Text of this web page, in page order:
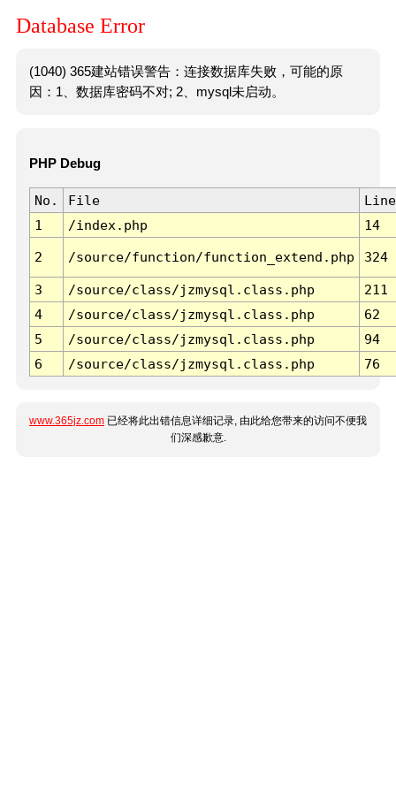
Database Error
(1040) 365建站错误警告：连接数据库失败，可能的原
因：1、数据库密码不对; 2、mysql未启动。
PHP Debug
No. File
Line
1
/index.php 14
2 /source/function/function_extend.php 324
3 /source/class/jzmysql.class.php
211
4
/source/class/jzmysql.class.php
62
5
/source/class/jzmysql.class.php
94
6
/source/class/jzmysql.class.php 76
www.365jz.com 已经将此出错信息详细记录, 由此给您带来的访问不便我
们深感歉意.